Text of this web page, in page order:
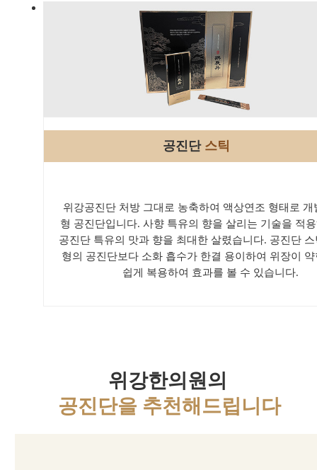
공진단 스틱
위강공진단 처방 그대로 농축하여 액상연조 형태로 개
형 공진단입니다. 사향 특유의 향을 살리는 기술을 적
공진단 특유의 맛과 향을 최대한 살렸습니다. 공진단
형의 공진단보다 소화 흡수가 한결 용이하여 위장이
쉽게 복용하여 효과를 볼 수 있습니다.
위강한의원의
공진단을 추천해드립니다